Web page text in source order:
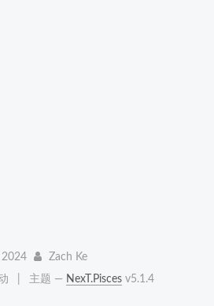
2024
Zach Ke
主题 — NexT.Pisces v5.1.4